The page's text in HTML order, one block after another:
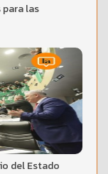
las
del Estado